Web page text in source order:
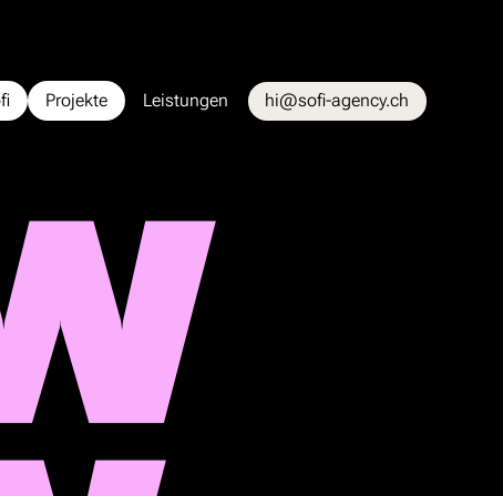
Projekte Leistungen hi@sofi-agency.ch